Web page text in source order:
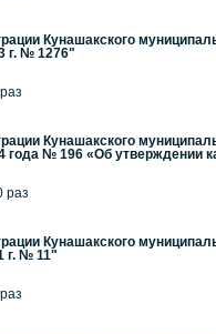
Кунашакского
г. № 1276"
Кунашакского
года № 196 «Об утверждении
раз
Кунашакского
г. № 11"